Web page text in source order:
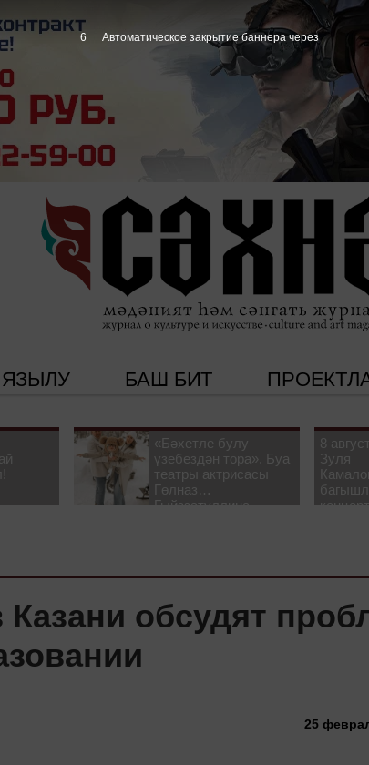
ЯЗЫЛУ БАШ БИТ
«Бәхетле булу
үзебездән тора». Буа
театры актрисасы
Гөлназ
Гыйззәтуллина-
8 август
Зуля
Казани обсудят
25
5 Автоматическое закрытие баннера через